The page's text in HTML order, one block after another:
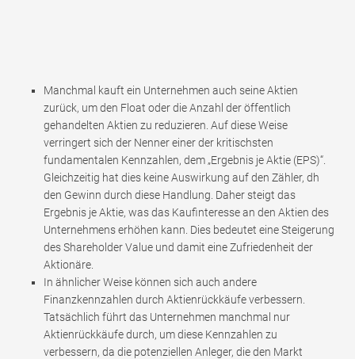
Manchmal kauft ein Unternehmen auch seine Aktien
zurück, um den Float oder die Anzahl der öffentlich
gehandelten Aktien zu reduzieren. Auf diese Weise
verringert sich der Nenner einer der kritischsten
fundamentalen Kennzahlen, dem „Ergebnis je Aktie (EPS)“.
Gleichzeitig hat dies keine Auswirkung auf den Zähler, dh
den Gewinn durch diese Handlung. Daher steigt das
Ergebnis je Aktie, was das Kaufinteresse an den Aktien des
Unternehmens erhöhen kann. Dies bedeutet eine Steigerung
des Shareholder Value und damit eine Zufriedenheit der
Aktionäre.
In ähnlicher Weise können sich auch andere
Finanzkennzahlen durch Aktienrückkäufe verbessern.
Tatsächlich führt das Unternehmen manchmal nur
Aktienrückkäufe durch, um diese Kennzahlen zu
verbessern, da die potenziellen Anleger, die den Markt